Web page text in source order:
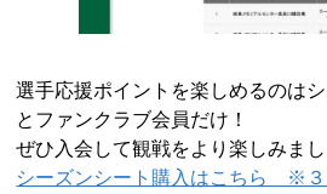
選手応援ポイントを楽しめるのは
とファンクラブ会員だけ！
ぜひ入会して観戦をより楽しみまし
シーズンシート購入はこちら ※３